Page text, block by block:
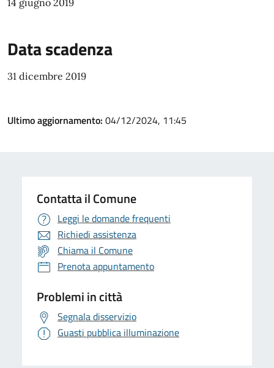
14 giugno 2019
Data scadenza
31 dicembre 2019
Ultimo aggiornamento: 04/12/2024, 11:45
Contatta il Comune
Leggi le domande frequenti
Richiedi assistenza
Chiama il Comune
Prenota appuntamento
Problemi in città
Segnala disservizio
Guasti pubblica illuminazione